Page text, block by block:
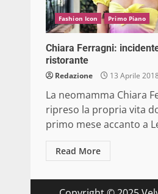
Fashion Icon Primo Piano
Chiara Ferragni:
ristorante
Redazione 13 Aprile
La neomamma Chiara
ripreso la propria vita
primo mese accanto a
Read More